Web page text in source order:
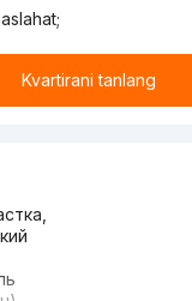
Kvartirani tanlang